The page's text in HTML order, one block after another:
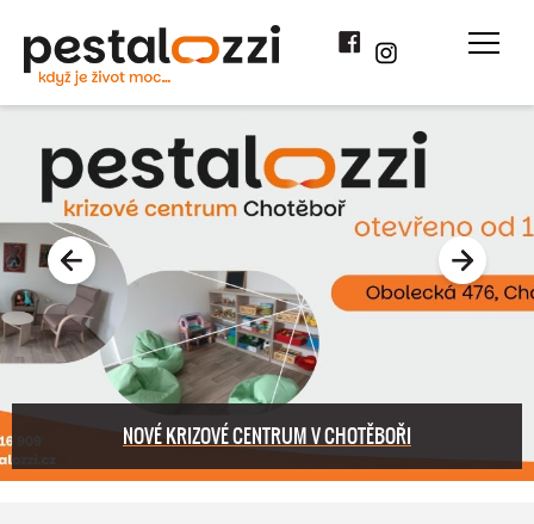
Instagram
Facebook
NOVÉ KRIZOVÉ CENTRUM V CHOTĚBOŘI